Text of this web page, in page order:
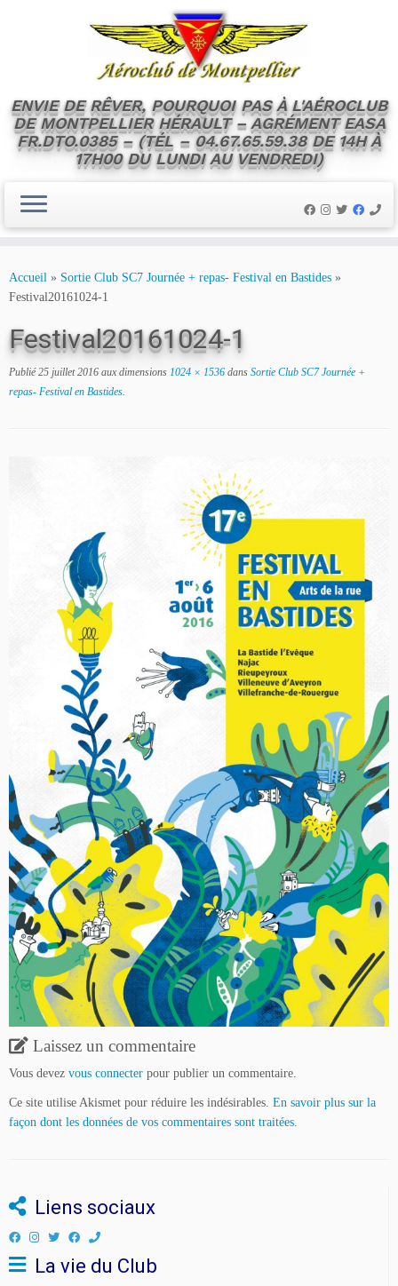
content
ENVIE DE RÊVER, POURQUOI PAS À L'AÉROCLUB
DE MONTPELLIER HÉRAULT – AGRÉMENT EASA
FR.DTO.0385 – (TÉL – 04.67.65.59.38 DE 14H À
17H00 DU LUNDI AU VENDREDI)
Accueil » Sortie Club SC7 Journée + repas- Festival en Bastides »
Festival20161024-1
Festival20161024-1
Publié 25 juillet 2016 aux dimensions 1024 × 1536 dans Sortie Club SC7 Journée +
repas- Festival en Bastides.
Laissez un commentaire
Vous devez vous connecter pour publier un commentaire.
Ce site utilise Akismet pour réduire les indésirables. En savoir plus sur la
façon dont les données de vos commentaires sont traitées.
Liens sociaux
La vie du Club